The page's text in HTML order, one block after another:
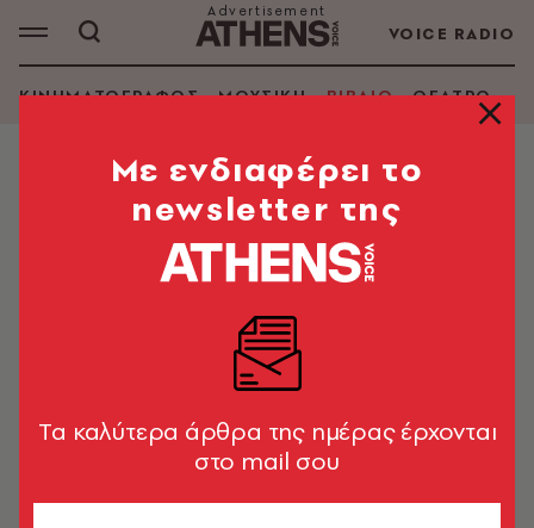
VOICE RADIO
ΚΙΝΗΜΑΤΟΓΡΑΦΟΣ ΜΟΥΣΙΚΗ ΒΙΒΛΙΟ ΘΕΑΤΡΟ -
Mε ενδιαφέρει το
newsletter της
Tα καλύτερα άρθρα της ημέρας έρχονται
στο mail σου